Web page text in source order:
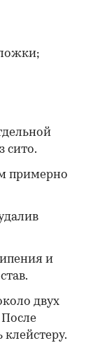
сито.
примерно
и
двух
клейстеру.